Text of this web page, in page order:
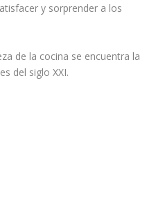
y sorprender a los
de la cocina se encuentra la
del siglo XXI.